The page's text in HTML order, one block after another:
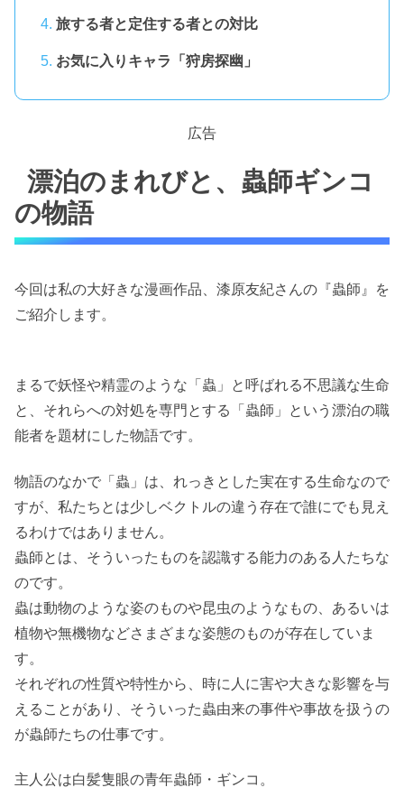
旅する者と定住する者との対比
お気に入りキャラ「狩房探幽」
広告
漂泊のまれびと、蟲師ギンコ
の物語
今回は私の大好きな漫画作品、漆原友紀さんの『蟲師』を
ご紹介します。
まるで妖怪や精霊のような「蟲」と呼ばれる不思議な生命
と、それらへの対処を専門とする「蟲師」という漂泊の職
能者を題材にした物語です。
物語のなかで「蟲」は、れっきとした実在する生命なので
すが、私たちとは少しベクトルの違う存在で誰にでも見え
るわけではありません。
蟲師とは、そういったものを認識する能力のある人たちな
のです。
蟲は動物のような姿のものや昆虫のようなもの、あるいは
植物や無機物などさまざまな姿態のものが存在していま
す。
それぞれの性質や特性から、時に人に害や大きな影響を与
えることがあり、そういった蟲由来の事件や事故を扱うの
が蟲師たちの仕事です。
主人公は白髪隻眼の青年蟲師・ギンコ。